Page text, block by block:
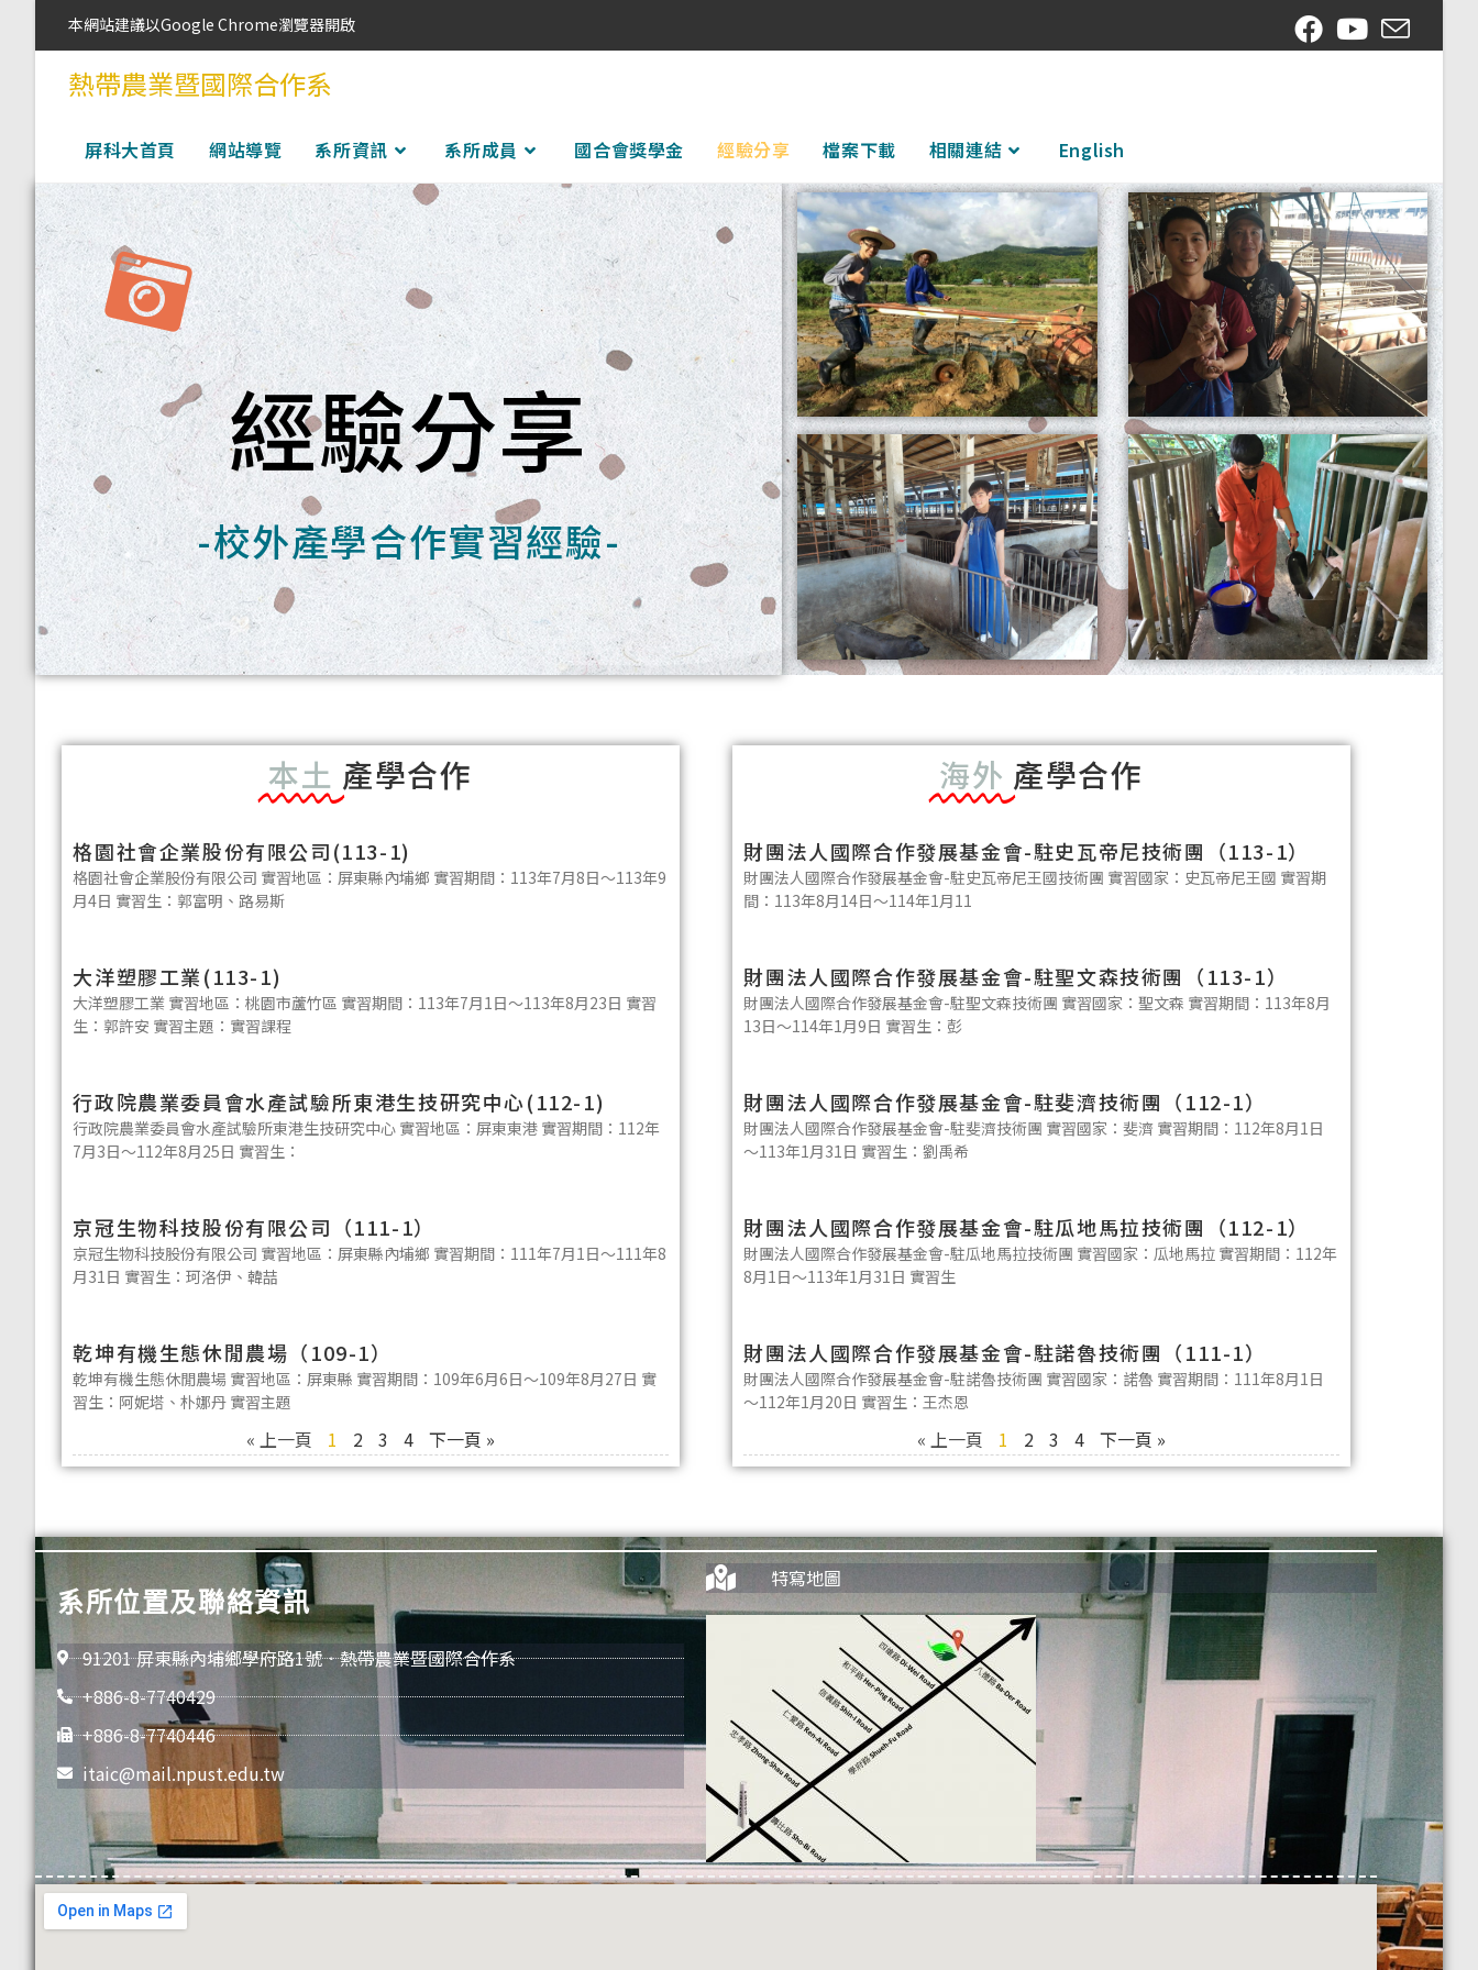
本網站建議以Google Chrome瀏覽器開啟
熱帶農業暨國際合作系
屏科大首頁 網站導覽 系所資訊 系所成員 國合會獎學金 經驗分享 檔案下載 相關連結 English
經驗分享
-校外產學合作實習經驗-
本土 產學合作
格園社會企業股份有限公司(113-1)
格園社會企業股份有限公司 實習地區：屏東縣內埔鄉 實習期間：113年7月8日～113年9
月4日 實習生：郭富明、路易斯
大洋塑膠工業(113-1)
大洋塑膠工業 實習地區：桃園市蘆竹區 實習期間：113年7月1日～113年8月23日 實習
生：郭許安 實習主題：實習課程
行政院農業委員會水產試驗所東港生技研究中心(112-1)
行政院農業委員會水產試驗所東港生技研究中心 實習地區：屏東東港 實習期間：112年
7月3日～112年8月25日 實習生：
京冠生物科技股份有限公司（111-1）
京冠生物科技股份有限公司 實習地區：屏東縣內埔鄉 實習期間：111年7月1日～111年8
月31日 實習生：珂洛伊、韓喆
乾坤有機生態休閒農場（109-1）
乾坤有機生態休閒農場 實習地區：屏東縣 實習期間：109年6月6日～109年8月27日 實
習生：阿妮塔、朴娜丹 實習主題
« 上一頁 1 2 3 4 下一頁 »
海外 產學合作
財團法人國際合作發展基金會-駐史瓦帝尼技術團（113-1）
財團法人國際合作發展基金會-駐史瓦帝尼王國技術團 實習國家：史瓦帝尼王國 實習期
間：113年8月14日～114年1月11
財團法人國際合作發展基金會-駐聖文森技術團（113-1）
財團法人國際合作發展基金會-駐聖文森技術團 實習國家：聖文森 實習期間：113年8月
13日～114年1月9日 實習生：彭
財團法人國際合作發展基金會-駐斐濟技術團（112-1）
財團法人國際合作發展基金會-駐斐濟技術團 實習國家：斐濟 實習期間：112年8月1日
～113年1月31日 實習生：劉禹希
財團法人國際合作發展基金會-駐瓜地馬拉技術團（112-1）
財團法人國際合作發展基金會-駐瓜地馬拉技術團 實習國家：瓜地馬拉 實習期間：112年
8月1日～113年1月31日 實習生
財團法人國際合作發展基金會-駐諾魯技術團（111-1）
財團法人國際合作發展基金會-駐諾魯技術團 實習國家：諾魯 實習期間：111年8月1日
～112年1月20日 實習生：王杰恩
« 上一頁 1 2 3 4 下一頁 »
系所位置及聯絡資訊
91201 屏東縣內埔鄉學府路1號．熱帶農業暨國際合作系
+886-8-7740429
+886-8-7740446
itaic@mail.npust.edu.tw
特寫地圖